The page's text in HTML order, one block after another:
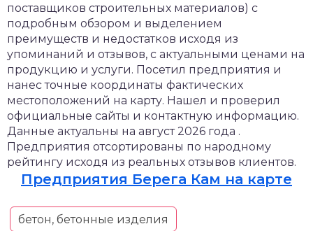
поставщиков строительных материалов) с
подробным обзором и выделением
преимуществ и недостатков исходя из
упоминаний и отзывов, с актуальными ценами на
продукцию и услуги. Посетил предприятия и
нанес точные координаты фактических
местоположений на карту. Нашел и проверил
официальные сайты и контактную информацию.
Данные актуальны на август 2026 года .
Предприятия отсортированы по народному
рейтингу исходя из реальных отзывов клиентов.
Предприятия Берега Кам на карте
бетон, бетонные изделия